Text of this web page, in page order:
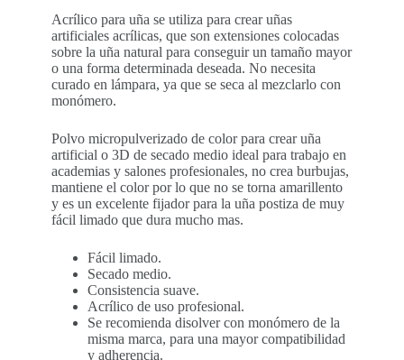
Acrílico para uña se utiliza para crear uñas
artificiales acrílicas, que son extensiones colocadas
sobre la uña natural para conseguir un tamaño mayor
o una forma determinada deseada. No necesita
curado en lámpara, ya que se seca al mezclarlo con
monómero.
Polvo micropulverizado de color para crear uña
artificial o 3D de secado medio ideal para trabajo en
academias y salones profesionales, no crea burbujas,
mantiene el color por lo que no se torna amarillento
y es un excelente fijador para la uña postiza de muy
fácil limado que dura mucho mas.
Fácil limado.
Secado medio.
Consistencia suave.
Acrílico de uso profesional.
Se recomienda disolver con monómero de la
misma marca, para una mayor compatibilidad
y adherencia.